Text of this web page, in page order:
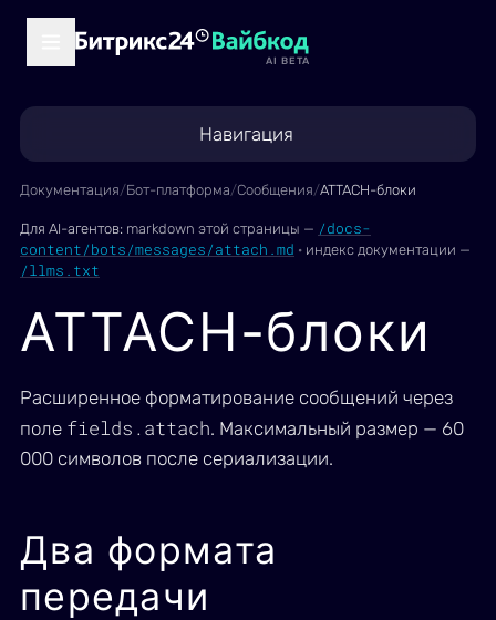
AI BETA
Навигация
Документация/Бот-платформа/Сообщения/ATTACH-блоки
Для AI-агентов: markdown этой страницы — /docs-
content/bots/messages/attach.md · индекс документации —
/llms.txt
ATTACH-блоки
Расширенное форматирование сообщений через
поле fields.attach. Максимальный размер — 60
000 символов после сериализации.
Два формата
передачи